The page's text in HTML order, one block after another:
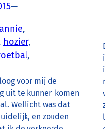
—
annie ,
, hozier,
,
voor mij de
uit te kunnen komen
Wellicht was dat
en zouden